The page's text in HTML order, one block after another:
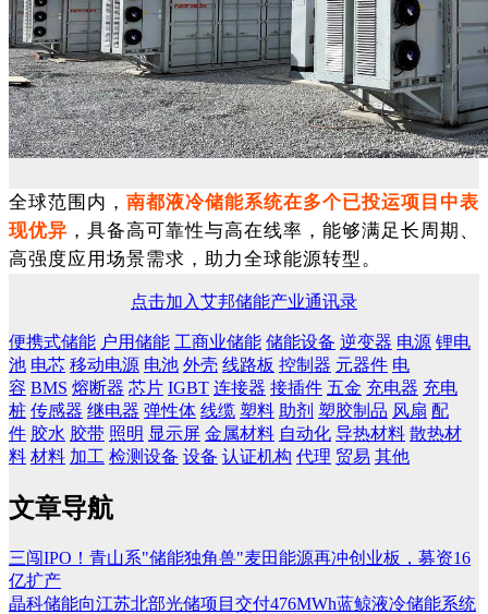
全球范围内， 南都液冷储能系统在多个已投运项目中表
现优异 ，具备高可靠性与高在线率，能够满足长周期、
高强度应用场景需求，助力全球能源转型。
点击加入艾邦储能产业通讯录
便携式储能 户用储能 工商业储能 储能设备 逆变器 电源 锂电
池 电芯 移动电源 电池 外壳 线路板 控制器 元器件 电
容 BMS 熔断器 芯片 IGBT 连接器 接插件 五金 充电器 充电
桩 传感器 继电器 弹性体 线缆 塑料 助剂 塑胶制品 风扇 配
件 胶水 胶带 照明 显示屏 金属材料 自动化 导热材料 散热材
料 材料 加工 检测设备 设备 认证机构 代理 贸易 其他
文章导航
三闯IPO！青山系"储能独角兽"麦田能源再冲创业板，募资16
亿扩产
晶科储能向江苏北部光储项目交付476MWh蓝鲸液冷储能系统